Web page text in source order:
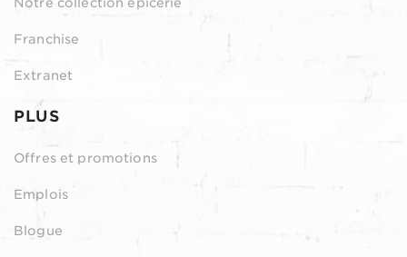
Franchise
Extranet
PLUS
Offres et promotions
Emplois
Blogue